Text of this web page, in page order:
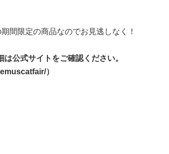
間限定の商品なのでお見逃しなく！
公式サイトをご確認ください。
）